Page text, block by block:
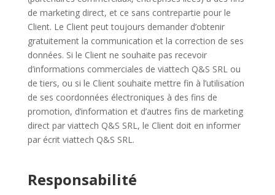
de marketing direct, et ce sans contrepartie pour le
Client. Le Client peut toujours demander d’obtenir
gratuitement la communication et la correction de ses
données. Si le Client ne souhaite pas recevoir
d’informations commerciales de viattech Q&S SRL ou
de tiers, ou si le Client souhaite mettre fin à l’utilisation
de ses coordonnées électroniques à des fins de
promotion, d’information et d’autres fins de marketing
direct par viattech Q&S SRL, le Client doit en informer
par écrit viattech Q&S SRL.
Responsabilité